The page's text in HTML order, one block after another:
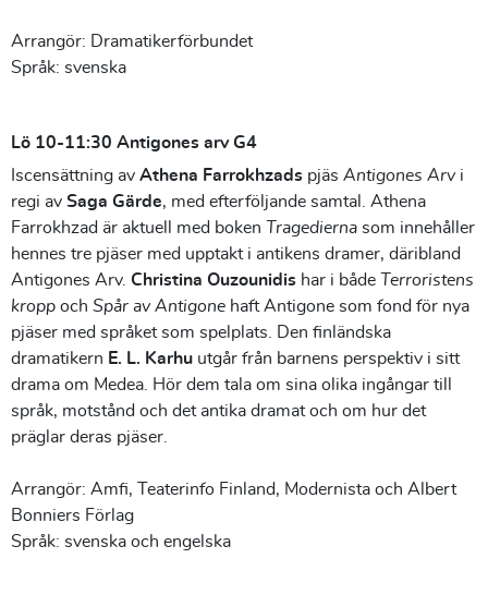
Arrangör: Dramatikerförbundet
Språk: svenska
Lö 10-11:30 Antigones arv G4
Iscensättning av Athena Farrokhzads pjäs Antigones Arv i
regi av Saga Gärde, med efterföljande samtal. Athena
Farrokhzad är aktuell med boken Tragedierna som innehåller
hennes tre pjäser med upptakt i antikens dramer, däribland
Antigones Arv. Christina Ouzounidis har i både Terroristens
kropp och Spår av Antigone haft Antigone som fond för nya
pjäser med språket som spelplats. Den finländska
dramatikern E. L. Karhu utgår från barnens perspektiv i sitt
drama om Medea. Hör dem tala om sina olika ingångar till
språk, motstånd och det antika dramat och om hur det
präglar deras pjäser.
Arrangör: Amfi, Teaterinfo Finland, Modernista och Albert
Bonniers Förlag
Språk: svenska och engelska